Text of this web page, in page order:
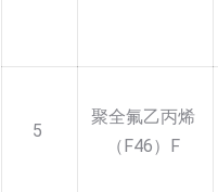
5
聚全氟乙丙烯
（F46）F